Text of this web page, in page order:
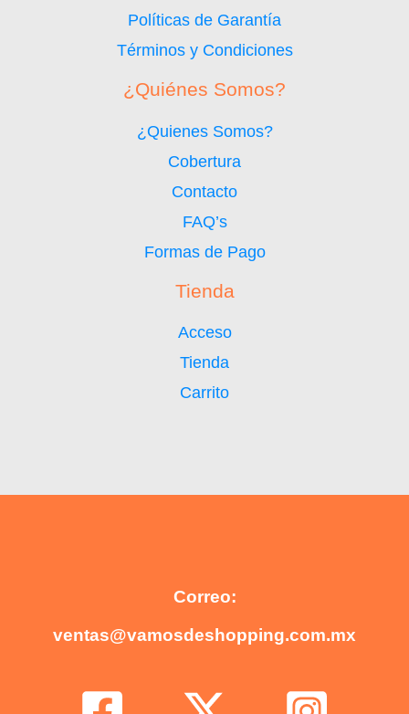
Políticas de Garantía
Términos y Condiciones
¿Quiénes Somos?
¿Quienes Somos?
Cobertura
Contacto
FAQ’s
Formas de Pago
Tienda
Acceso
Tienda
Carrito
Correo:
ventas@vamosdeshopping.com.mx